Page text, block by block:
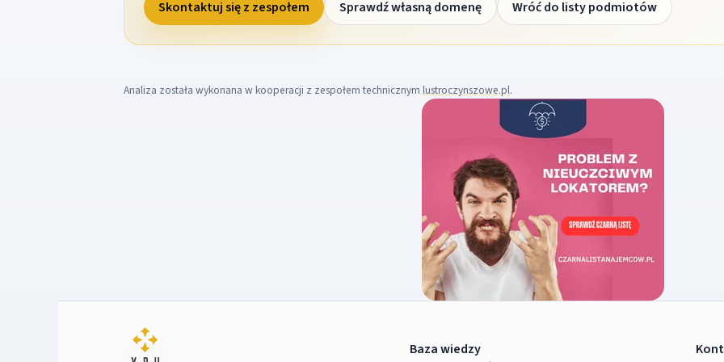
Skontaktuj się z zespołem Sprawdź własną domenę Wróć do listy podmiotów
Analiza została wykonana w kooperacji z zespołem technicznym lustroczynszowe.pl.
Baza wiedzy